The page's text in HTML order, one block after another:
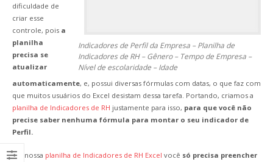
Indicadores de Perfil da Empresa – Planilha de
Indicadores de RH – Gênero – Tempo de Empresa –
Nível de escolaridade – Idade
dificuldade de
criar esse
controle, pois a
planilha
precisa se
atualizar
automaticamente, e, possui diversas fórmulas com datas, o que faz com
que muitos usuários do Excel desistam dessa tarefa. Portando, criamos a
planilha de Indicadores de RH justamente para isso, para que você não
precise saber nenhuma fórmula para montar o seu indicador de
Perfil.
Em nossa planilha de Indicadores de RH Excel você só precisa preencher